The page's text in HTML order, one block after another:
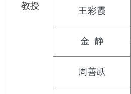
教授 王彩霞
金 静
周善跃